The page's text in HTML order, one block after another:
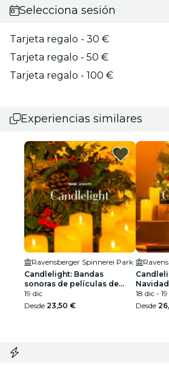
Selecciona sesión
Tarjeta regalo - 30 €
Tarjeta regalo - 50 €
Tarjeta regalo - 100 €
Experiencias similares
Ravensberger Spinnerei Park
Candlelight: Bandas
sonoras de películas de
Navidad
19 dic
Desde 23,50 €
Navidad
18 dic -
Desde